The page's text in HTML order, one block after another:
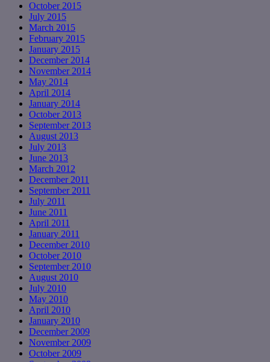
October 2015
July 2015
March 2015
February 2015
January 2015
December 2014
November 2014
May 2014
April 2014
January 2014
October 2013
September 2013
August 2013
July 2013
June 2013
March 2012
December 2011
September 2011
July 2011
June 2011
April 2011
January 2011
December 2010
October 2010
September 2010
August 2010
July 2010
May 2010
April 2010
January 2010
December 2009
November 2009
October 2009